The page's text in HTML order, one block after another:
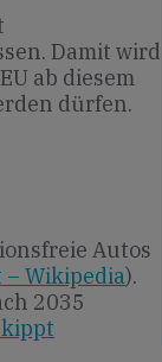
Damit wird
ab diesem
dürfen.
Autos
Wikipedia).
2035